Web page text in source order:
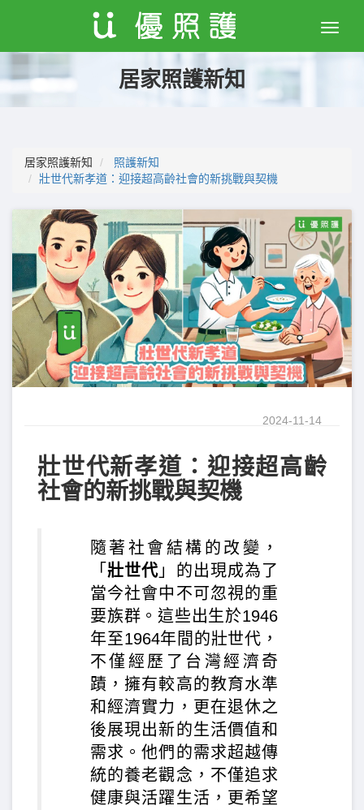
Toggle
居家照護新知
居家照護新知
照護新知
壯世代新孝道：迎接超高齡社會的新挑戰與契機
2024-11-14
壯世代新孝道：迎接超高齡
社會的新挑戰與契機
隨著社會結構的改變，
「壯世代 」的出現成為了
當今社會中不可忽視的重
要族群。這些出生於1946
年至1964年間的壯世代，
不僅經歷了台灣經濟奇
蹟，擁有較高的教育水準
和經濟實力，更在退休之
後展現出新的生活價值和
需求。他們的需求超越傳
統的養老觀念，不僅追求
健康與活躍生活，更希望